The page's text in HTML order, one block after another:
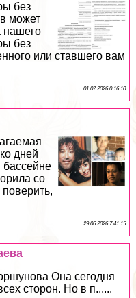
без
может
нашего
без
или ставшего вам
01 07 2026 0:16:10
дней
со
29 06 2026 7:41:15
Она сегодня
сторон. Но в п......